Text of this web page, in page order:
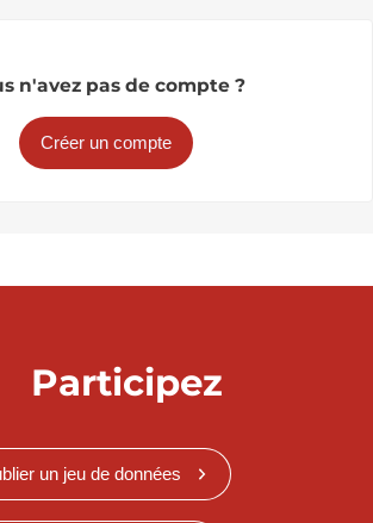
n'avez pas de compte ?
Créer un compte
Participez
un jeu de données